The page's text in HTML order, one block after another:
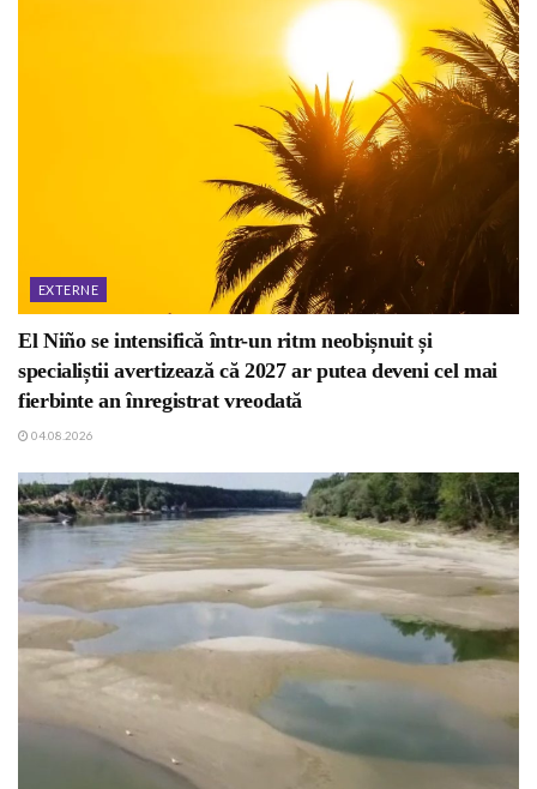
EXTERNE
El Niño se intensifică într-un ritm neobișnuit și
specialiștii avertizează că 2027 ar putea deveni cel mai
fierbinte an înregistrat vreodată
04.08.2026